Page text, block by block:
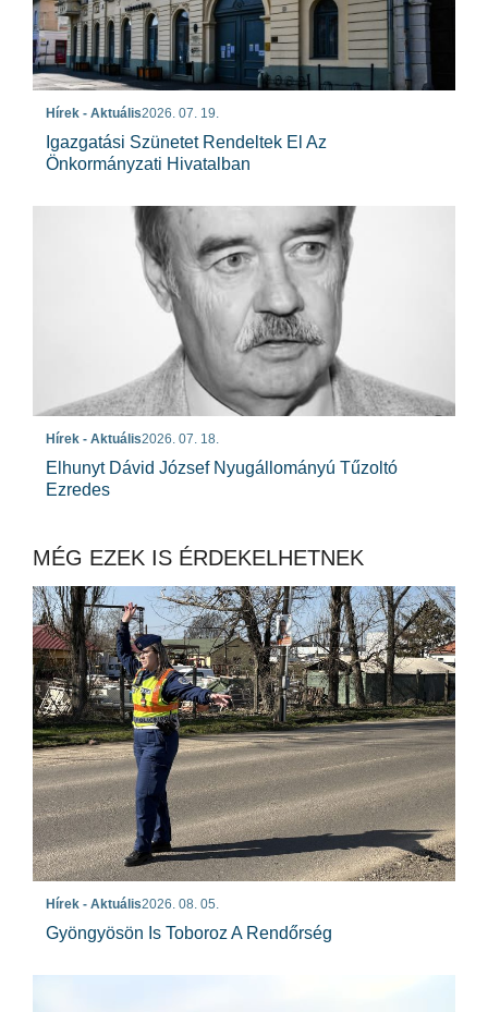
Hírek - Aktuális2026. 07. 19.
Igazgatási Szünetet Rendeltek El Az
Önkormányzati Hivatalban
Hírek - Aktuális2026. 07. 18.
Elhunyt Dávid József Nyugállományú Tűzoltó
Ezredes
MÉG EZEK IS ÉRDEKELHETNEK
Hírek - Aktuális2026. 08. 05.
Gyöngyösön Is Toboroz A Rendőrség